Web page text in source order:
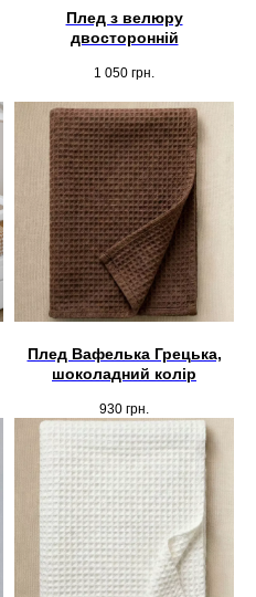
Плед з велюру
двосторонній
1 050 грн.
Плед Вафелька Грецька,
шоколадний колір
930 грн.